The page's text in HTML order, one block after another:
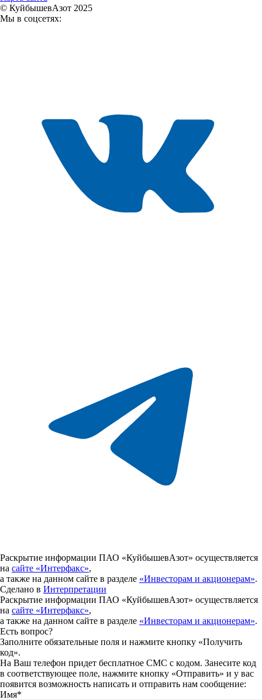
© КуйбышевАзот 2025
Мы в соцсетях:
Раскрытие информации ПАО «КуйбышевАзот» осуществляется
на сайте «Интерфакс»,
а также на данном сайте в разделе «Инвесторам и акционерам».
Сделано в Интерпретации
Раскрытие информации ПАО «КуйбышевАзот» осуществляется
на сайте «Интерфакс»,
а также на данном сайте в разделе «Инвесторам и акционерам».
Есть вопрос?
Заполните обязательные поля и нажмите кнопку «Получить
код».
На Ваш телефон придет бесплатное СМС с кодом. Занесите код
в соответствующее поле, нажмите кнопку «Отправить» и у вас
появится возможность написать и отправить нам сообщение:
Имя*